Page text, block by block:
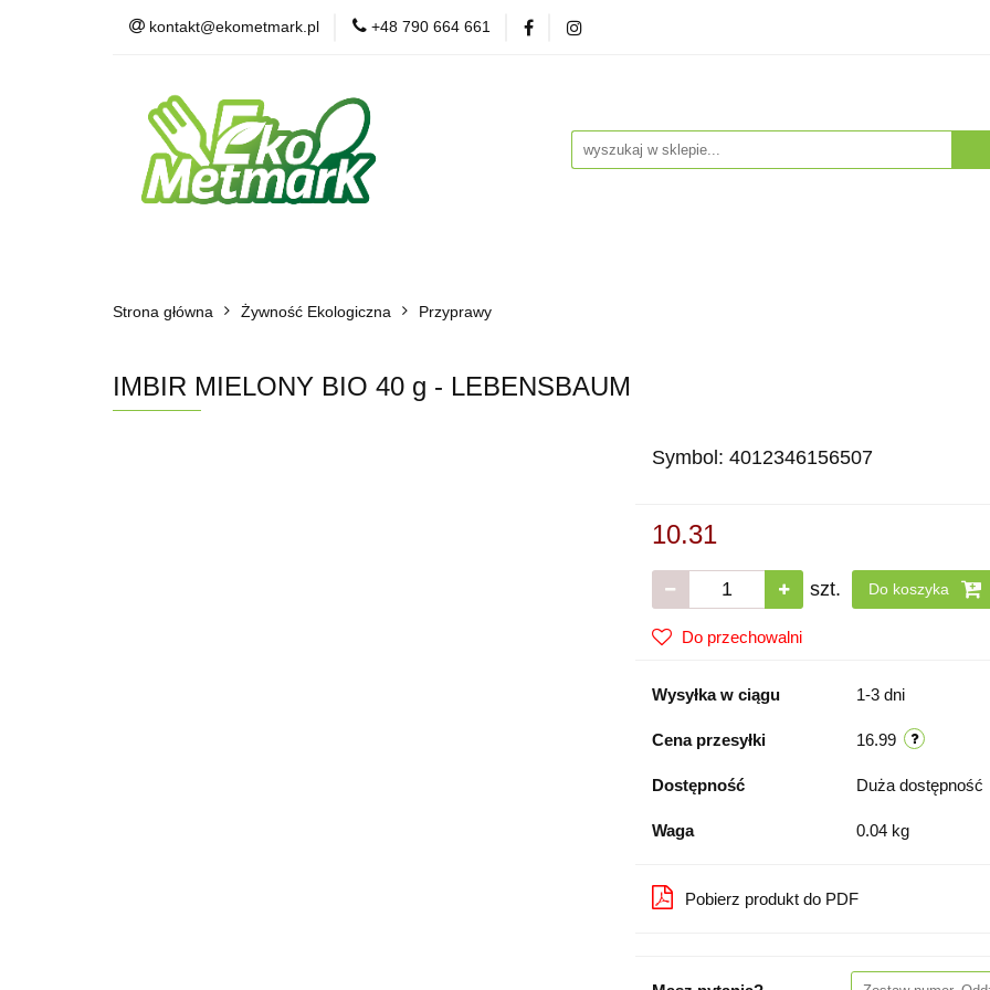
kontakt@ekometmark.pl +48 790 664 661
Dla Zwierząt BLOG POLECAMY
Żywność Ekologiczna Herbaty i Kawy
Witaminy i Suplementy
POLECAMY
Strona główna Żywność Ekologiczna Przyprawy
IMBIR MIELONY BIO 40 g - LEBENSBAUM
Symbol: 4012346156507
10.31
szt. Do koszyka
Do przechowalni
Wysyłka w ciągu 1-3 dni
Cena przesyłki 16.99
Dostępność Duża dostępność
Waga 0.04 kg
Pobierz produkt do PDF